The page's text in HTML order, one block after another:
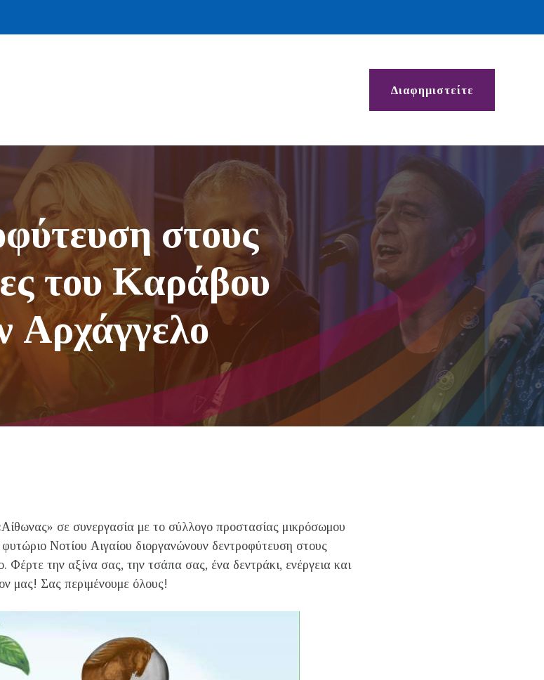
Διαφημιστείτε
στους
του Καράβου
Αρχάγγελο
σε συνεργασία με το σύλλογο προστασίας μικρόσωμου
Νοτίου Αιγαίου διοργανώνουν δεντροφύτευση στους
την αξίνα σας, την τσάπα σας, ένα δεντράκι, ενέργεια και
μας! Σας περιμένουμε όλους!